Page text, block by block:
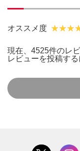
オススメ度
現在、4525件のレ
レビューを投稿する